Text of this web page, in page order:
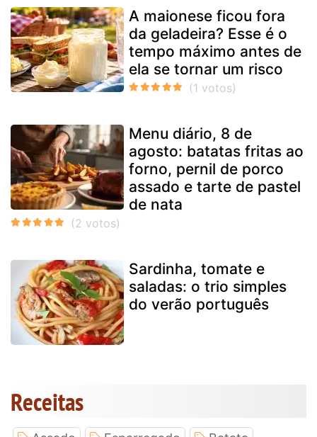
A maionese ficou fora
da geladeira? Esse é o
tempo máximo antes de
ela se tornar um risco
Menu diário, 8 de
agosto: batatas fritas ao
forno, pernil de porco
assado e tarte de pastel
de nata
Sardinha, tomate e
saladas: o trio simples
do verão português
Receitas